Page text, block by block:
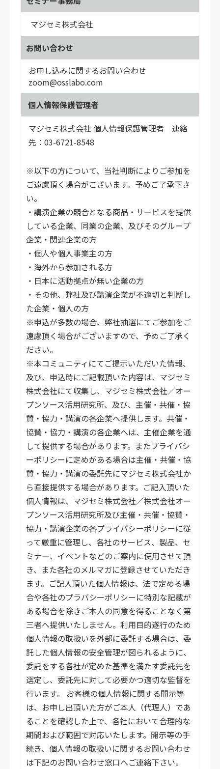
マジセミ株式会社
お問い合わせ
お申し込みに関するお問い合わせ
zoom@osslabo.com
個人情報保護管理者
マジセミ株式会社 個人情報保護管理者 連絡
先：03-6721-8548
※以下の方について、当社判断によりご参加を
ご遠慮頂く場合がございます。予めご了承下さ
い。
・講演企業の競合となる商品・サービスを提供
している企業、同業の企業、及びそのグループ
企業・関連企業の方
・個人や個人事業主の方
・海外から参加される方
・日本に活動拠点が無い企業の方
・その他、弊社及び講演企業が不適切と判断し
た企業・個人の方
※申込が多数の場合、弊社抽選にてご参加をご
遠慮頂く場合がございますので、予めご了承く
ださい。
※本コミュニティにてご提示いただいた情報、
及び、申込時にご記載頂いた内容は、マジセミ
株式会社にて収集し、マジセミ株式会社／オー
プンソース活用研究所、及び、主催・共催・協
賛・協力・講演の各企業へ提供します。共催・
協賛・協力・講演の各企業へは、主催企業を通
して提供する場合があります。またプライバシ
ーポリシーに定めがある場合は主催・共催・協
賛・協力・講演の委託先にマジセミ株式会社か
ら直接提供する場合があります。ご記入頂いた
個人情報は、マジセミ株式会社／株式会社オー
プンソース活用研究所及び主催・共催・協賛・
協力・講演企業の各プライバシーポリシーに従
って厳重に管理し、各社のサービス、製品、セ
ミナー、イベントなどのご案内に使用させて頂
き、また各社のメルマガに登録させていただき
ます。ご記入頂いた個人情報は、法で定める場
合や各社のプラバシーポリシーに特別な記載が
ある場合を除きご本人の同意を得ることなく第
三者へ提供いたしません。利用目的遂行のため
個人情報の取扱いを外部に委託する場合は、委
託した個人情報の安全管理が図られるように、
委託をする各社が定めた基準を満たす委託先を
選定し、委託先に対して必要かつ適切な監督を
行います。 お客様の個人情報に関する開示等
は、お申し出頂いた方がご本人（代理人）であ
ることを確認した上で、各社において合理的な
期間および範囲で対応いたします。開示等の手
続き、個人情報の取扱いに関するお問い合わせ
は下記のお問い合わせ窓口へご連絡下さい。